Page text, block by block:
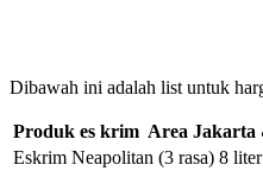
Dibawah ini adalah list untuk
Produk es krim Area Jakarta
Eskrim Neapolitan (3 rasa) 8 liter